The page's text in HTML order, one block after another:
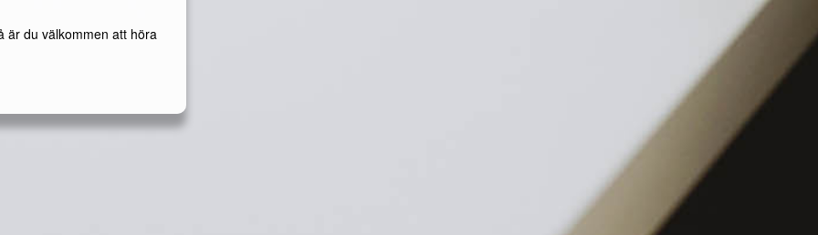
är du välkommen att höra